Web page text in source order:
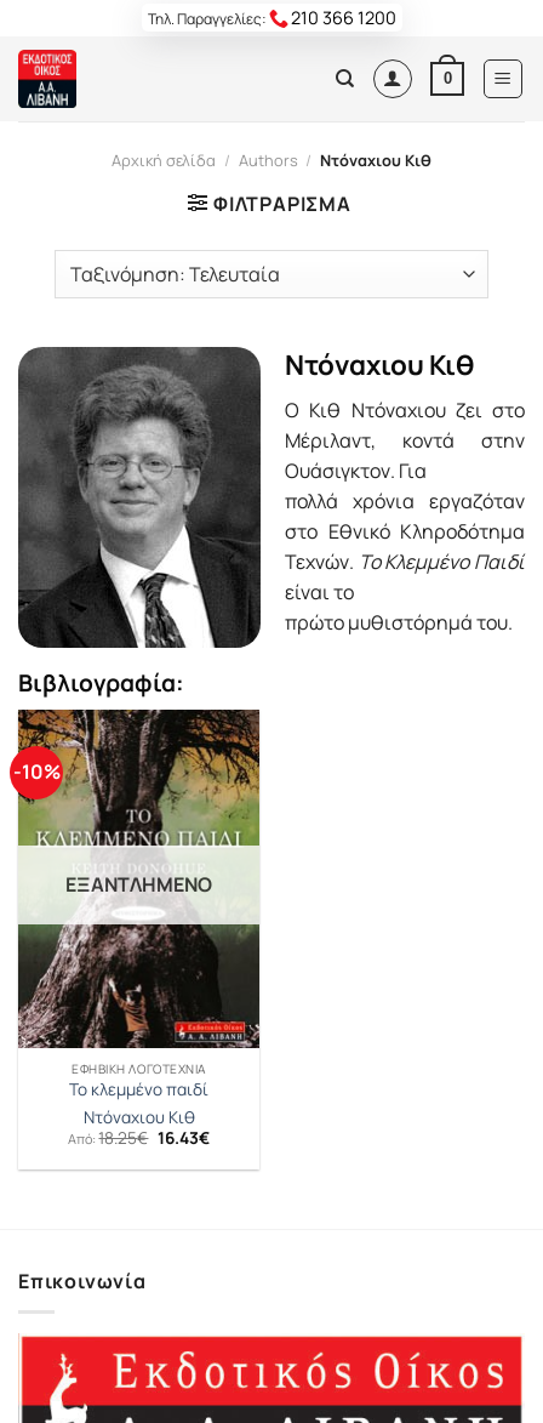
content
Τηλ. Παραγγελίες: 210 366 1200
0
Αρχική σελίδα / Authors / Ντόναχιου Κιθ
ΦΙΛΤΡΆΡΙΣΜΑ
Ντόναχιου Κιθ
Ο Κιθ Ντόναχιου ζει στο
Μέριλαντ, κοντά στην
Ουάσιγκτον. Για
πολλά χρόνια εργαζόταν
στο Εθνικό Κληροδότημα
Τεχνών. Το Κλεμμένο Παιδί
είναι το
πρώτο μυθιστόρημά του.
Βιβλιογραφία:
-10%
ΕΞΑΝΤΛΗΜΈΝΟ
ΕΦΗΒΙΚΉ ΛΟΓΟΤΕΧΝΊΑ
Το κλεμμένο παιδί
Ντόναχιου Κιθ
Από:18.25€ Original
price
was:
16.43€Η
τιμή
Επικοινωνία